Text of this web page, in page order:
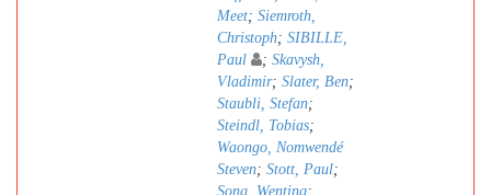
Meet; Siemroth,
Christoph; SIBILLE,
Paul
; Skavysh,
Vladimir; Slater, Ben;
Staubli, Stefan;
Steindl, Tobias;
Waongo, Nomwendé
Steven; Stott, Paul;
Song, Wenting;